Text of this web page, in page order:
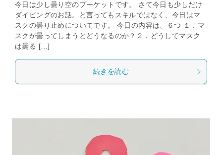
今日は少し曇り空のプーケットです。 さて今日も少しだけ
ダイビングのお話。と言ってもスキルではなく、今日はマ
スクの曇り止めについてです。 今日の内容は、６つ １．マ
スクが曇ってしまうとどうなるのか？２．どうしてマスク
は曇る […]
続きを読む